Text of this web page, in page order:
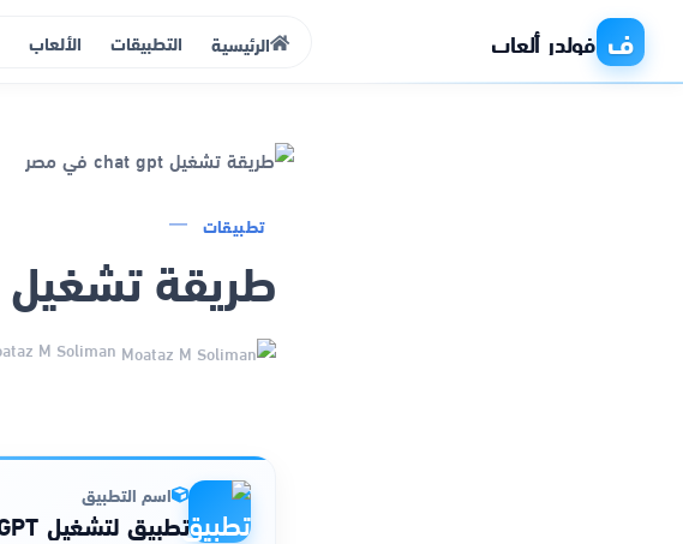
ف فولدر ألعاب الرئيسية التطبيقات الألعاب
تطبيقات
طريقة تشغيل chat gpt في مصر
اسم التطبيق
تطبيق لتشغيل chat GPT